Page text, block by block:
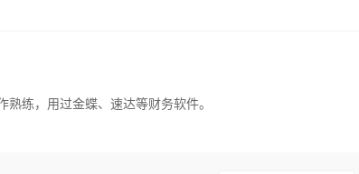
练，用过金蝶、速达等财务软件。